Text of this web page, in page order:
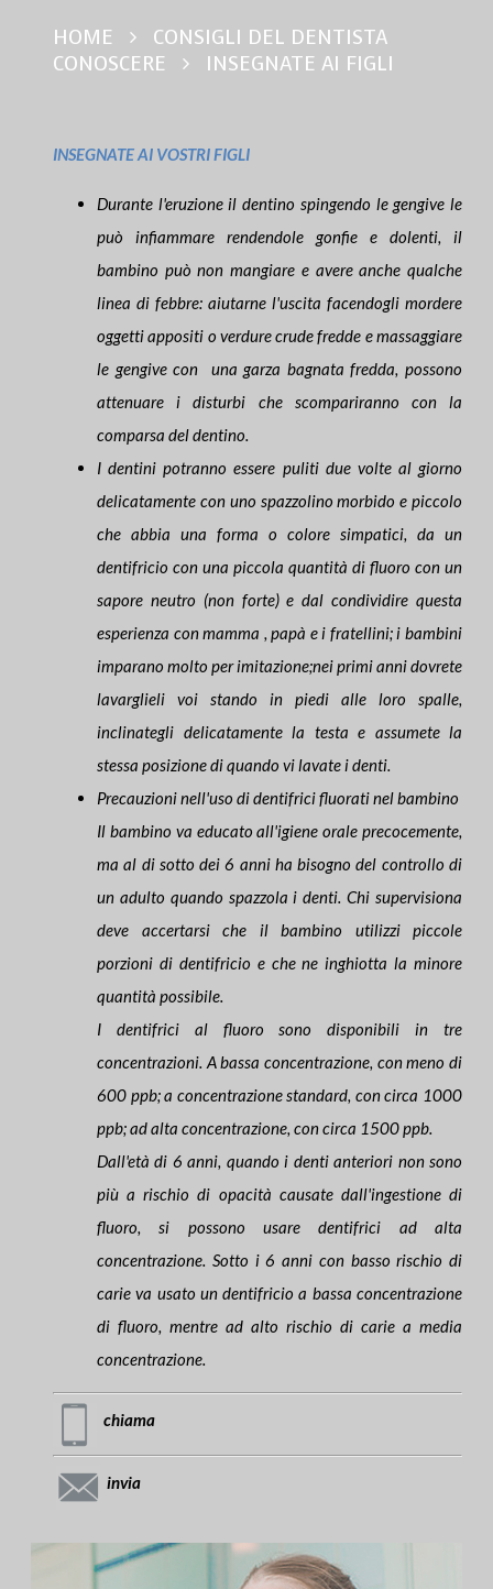
HOME
CONSIGLI DEL DENTISTA
CONOSCERE
INSEGNATE AI FIGLI
INSEGNATE AI VOSTRI FIGLI
Durante l'eruzione il dentino spingendo le gengive le
può infiammare rendendole gonfie e dolenti, il
bambino può non mangiare e avere anche qualche
linea di febbre: aiutarne l'uscita facendogli mordere
oggetti appositi o verdure crude fredde e massaggiare
le gengive con una garza bagnata fredda, possono
attenuare i disturbi che scompariranno con la
comparsa del dentino.
I dentini potranno essere puliti due volte al giorno
delicatamente con uno spazzolino morbido e piccolo
che abbia una forma o colore simpatici, da un
dentifricio con una piccola quantità di fluoro con un
sapore neutro (non forte) e dal condividire questa
esperienza con mamma , papà e i fratellini; i bambini
imparano molto per imitazione;nei primi anni dovrete
lavarglieli voi stando in piedi alle loro spalle,
inclinategli delicatamente la testa e assumete la
stessa posizione di quando vi lavate i denti.
Precauzioni nell'uso di dentifrici fluorati nel bambino
Il bambino va educato all'igiene orale precocemente,
ma al di sotto dei 6 anni ha bisogno del controllo di
un adulto quando spazzola i denti. Chi supervisiona
deve accertarsi che il bambino utilizzi piccole
porzioni di dentifricio e che ne inghiotta la minore
quantità possibile.
I dentifrici al fluoro sono disponibili in tre
concentrazioni. A bassa concentrazione, con meno di
600 ppb; a concentrazione standard, con circa 1000
ppb; ad alta concentrazione, con circa 1500 ppb.
Dall'età di 6 anni, quando i denti anteriori non sono
più a rischio di opacità causate dall'ingestione di
fluoro, si possono usare dentifrici ad alta
concentrazione. Sotto i 6 anni con basso rischio di
carie va usato un dentifricio a bassa concentrazione
di fluoro, mentre ad alto rischio di carie a media
concentrazione.
chiama
invia